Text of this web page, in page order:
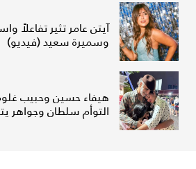
آيتن عامر تثير تفاعلاً
وسميرة سعيد (فيديو)
هيفاء حسين وحبيب
التوأم سلطان وجواهر